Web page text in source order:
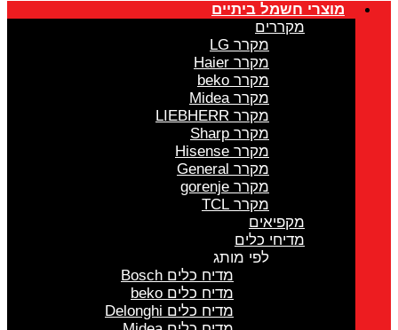
מוצרי חשמל ביתיים
מקררים
מקרר LG
מקרר Haier
מקרר beko
מקרר Midea
מקרר LIEBHERR
מקרר Sharp
מקרר Hisense
מקרר General
מקרר gorenje
מקרר TCL
מקפיאים
מדיחי כלים
לפי מותג
מדיח כלים Bosch
מדיח כלים beko
מדיח כלים Delonghi